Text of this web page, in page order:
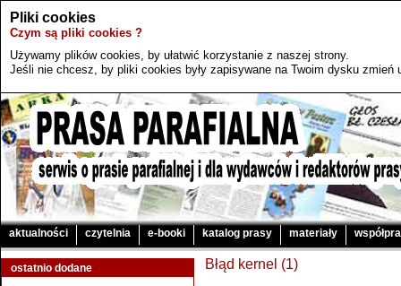
Pliki cookies
Czym są pliki cookies ?
Używamy plików cookies, by ułatwić korzystanie z naszej strony.
Jeśli nie chcesz, by pliki cookies były zapisywane na Twoim dysku zmień
aktualności czytelnia e-booki katalog prasy materiały
ostatnio dodane Błąd kernel (1)